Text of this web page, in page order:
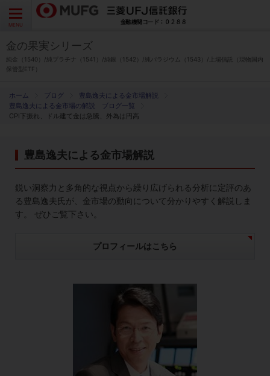
CLOSE
MENU
ブログ
豊島逸夫による金市場解説
豊島逸夫による金市場の解説 ブログ一覧
CPI下振れ、ドル建て金は急騰、外為は円高
豊島逸夫による金市場解説
鋭い洞察力と多角的な視点から繰り広げられる分析に定評のあ
る豊島逸夫氏が、金市場の動向について分かりやすく解説しま
す。 ぜひご覧下さい。
プロフィールはこちら
金の果実シリーズ
純金（1540）/純プラチナ（1541）/純銀（1542）/純パラジウム（1543）/上場信託（現物国内
保管型ETF）
金の果実シリーズとは
特徴とメリット
各種お手続き
ブログ
よくあるご質問 お問い合わせ